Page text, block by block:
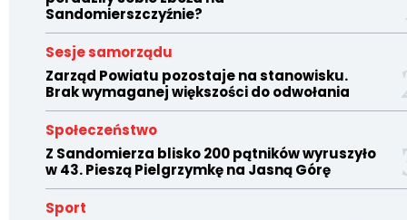
Sandomierszczyźnie?
Sesje samorządu
Zarząd Powiatu pozostaje na stanowisku.
Brak wymaganej większości do odwołania
Społeczeństwo
Z Sandomierza blisko 200 pątników wyruszyło
w 43. Pieszą Pielgrzymkę na Jasną Górę
Sport